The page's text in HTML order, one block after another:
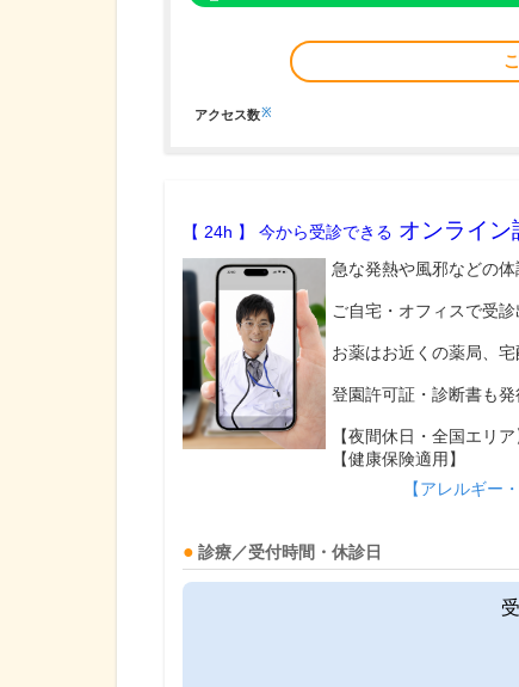
アクセス数※
【 24h 】 今から受診できる オンライン
急な発熱や風邪などの体
ご自宅・オフィスで受
お薬はお近くの薬局、
登園許可証・診断書も発
【夜間休日・全国エリア
【健康保険適用】
【アレルギー
診療／受付時間・休診日